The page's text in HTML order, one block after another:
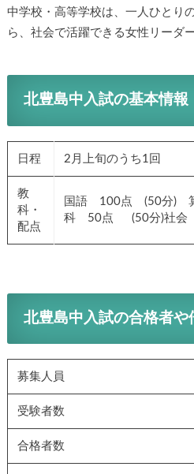
中学校・高等学校は、一人ひとり
ら、社会で活躍できる女性リーダ
北豊島中入試の基本情報
日程 2月上旬のうち1回
教
科・
配点
国語 100点 (50分)
科 50点 (50分)社会
北豊島中入試の合格者や
募集人員
受験者数
合格者数